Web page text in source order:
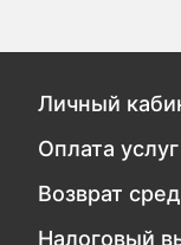
Личный
Оплата услуг
Возврат
Налоговый